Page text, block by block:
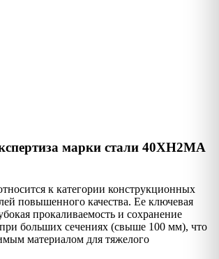
марки стали 40ХН2МА
к категории конструкционных
повышенного качества. Ее ключевая
прокаливаемость и сохранение
больших сечениях (свыше 100 мм), что
материалом для тяжелого